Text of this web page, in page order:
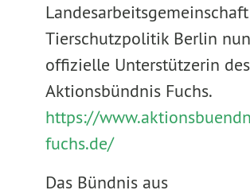
Landesarbeitsgemeinschaft
Tierschutzpolitik Berlin nun
offizielle Unterstützerin des
Aktionsbündnis Fuchs.
https://
fuchs.de/
Das Bündnis aus